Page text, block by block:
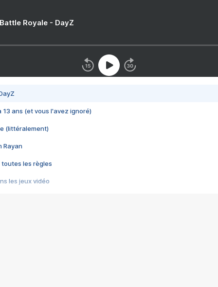
Royale - DayZ
13 ans (et vous l'avez ignoré)
(littéralement)
Rayan
toutes les règles
les jeux vidéo